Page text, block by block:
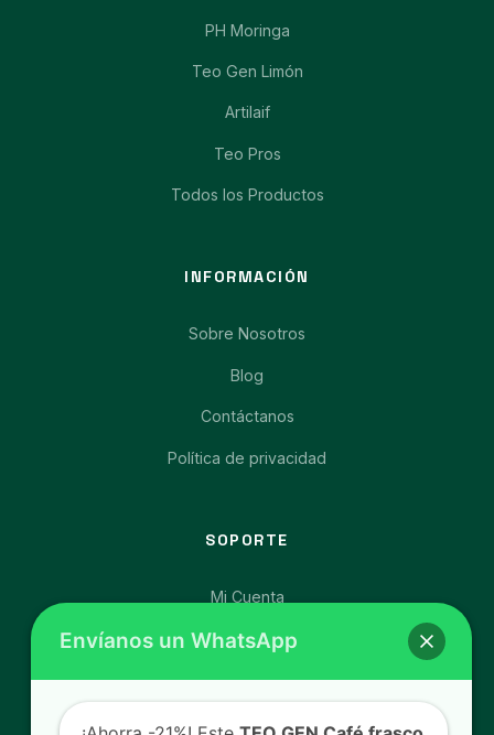
PH Moringa
Teo Gen Limón
Artilaif
Teo Pros
Todos los Productos
INFORMACIÓN
Sobre Nosotros
Blog
Contáctanos
Política de privacidad
SOPORTE
Mi Cuenta
Afíliate y Gana
Carrito de Compras
Envíanos un WhatsApp